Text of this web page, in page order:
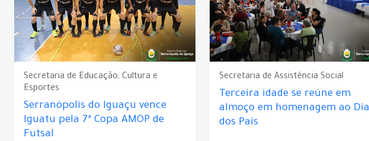
Secretaria de Educação, Cultura e
Esportes
Serranópolis do Iguaçu vence
Iguatu pela 7ª Copa AMOP de
Futsal
Secretaria de Assistência Social
Terceira idade se reúne em
almoço em homenagem ao Dia
dos Pais